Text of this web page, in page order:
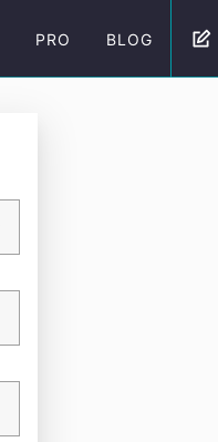
PRO BLOG